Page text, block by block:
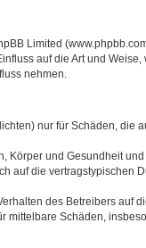
Limited
auf die Art und Weise,
nehmen.
nur für Schäden, die
Körper und Gesundheit
auf die vertragstypischen
des Betreibers auf
mittelbare Schäden,